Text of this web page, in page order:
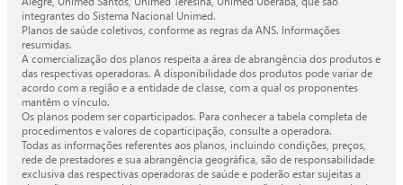
integrantes do Sistema Nacional Unimed.
Planos de saúde coletivos, conforme as regras da ANS. Informações
resumidas.
A comercialização dos planos respeita a área de abrangência dos produtos e
das respectivas operadoras. A disponibilidade dos produtos pode variar de
acordo com a região e a entidade de classe, com a qual os proponentes
mantêm o vínculo.
Os planos podem ser coparticipados. Para conhecer a tabela completa de
procedimentos e valores de coparticipação, consulte a operadora.
Todas as informações referentes aos planos, incluindo condições, preços,
rede de prestadores e sua abrangência geográfica, são de responsabilidade
exclusiva das respectivas operadoras de saúde e poderão estar sujeitas a